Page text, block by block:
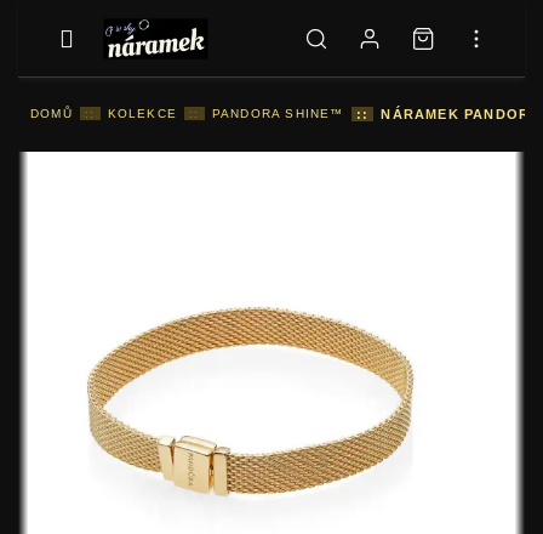
DOMŮ :: KOLEKCE :: PANDORA SHINE™ :: NÁRAMEK